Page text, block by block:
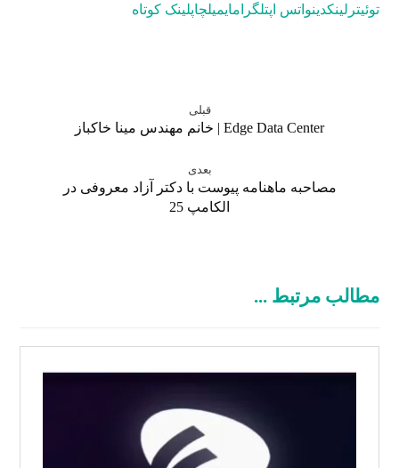
توئیتر لینکدینواتس اپتلگرامایمیلچاپلینک کوتاه
قبلی
Edge Data Center | خانم مهندس مینا خاکباز
بعدی
مصاحبه ماهنامه پیوست با دکتر آزاد معروفی در
الکامپ 25
مطالب مرتبط ...